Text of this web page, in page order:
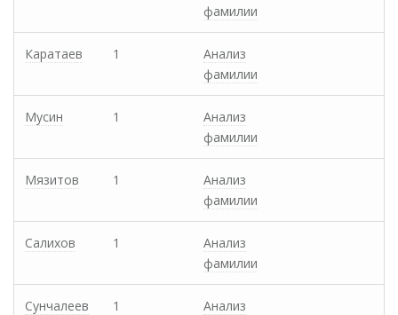
фамилии
Каратаев 1
Анализ
фамилии
Мусин 1
Анализ
фамилии
Мязитов 1
Анализ
фамилии
Салихов 1
Анализ
фамилии
Сунчалеев 1
Анализ